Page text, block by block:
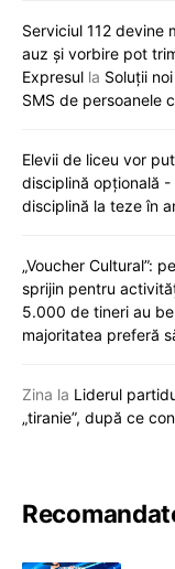
Serviciul 112 devine
auz și vorbire pot
Expresul la Soluții
SMS de persoanele
Elevii de liceu vor
disciplină opțională -
disciplină la teze în
„Voucher Cultural”:
sprijin pentru
5.000 de tineri au
majoritatea preferă
Zina la Liderul
„tiranie”, după ce